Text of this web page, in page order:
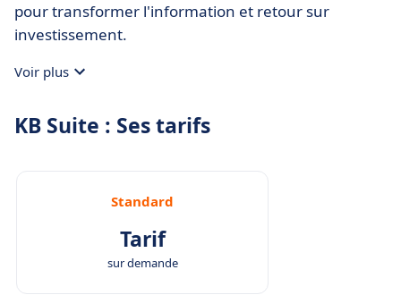
pour transformer l'information et retour sur
investissement.
Voir plus
KB Suite : Ses tarifs
Standard
Tarif
sur demande